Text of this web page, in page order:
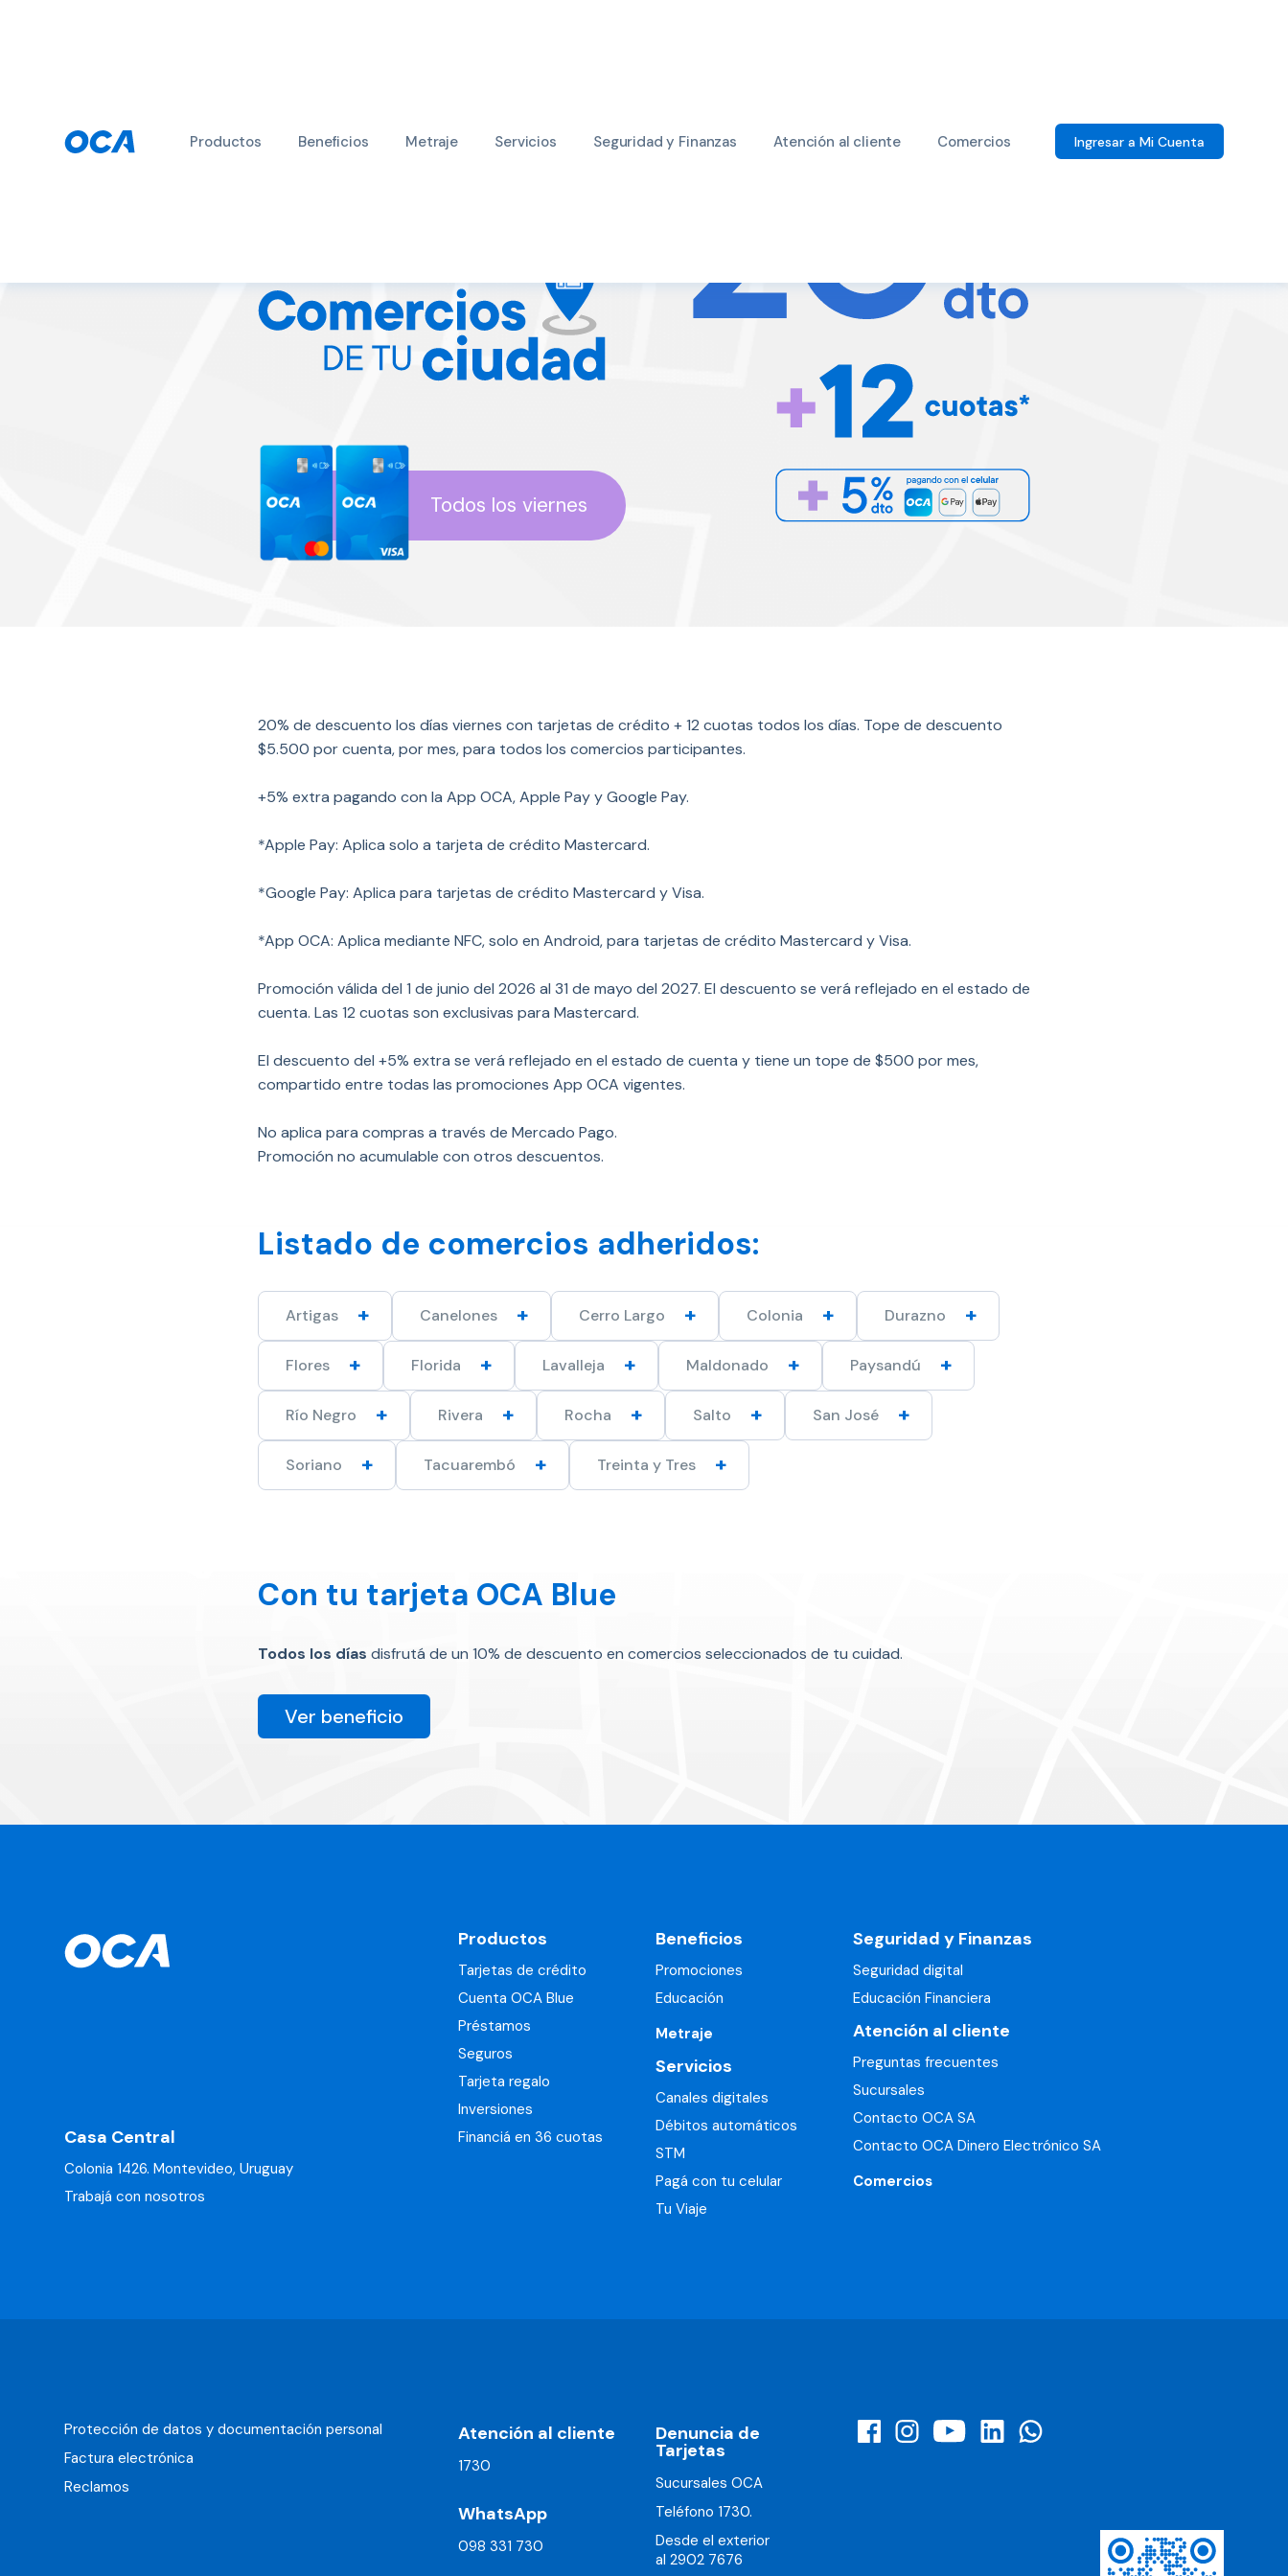
Productos Beneficios Metraje Servicios Seguridad y Finanzas Atención al cliente Comercios Ingresar a Mi Cuenta
Todos los viernes
20% de descuento los días viernes con tarjetas de crédito + 12 cuotas todos los días. Tope de descuento
$5.500 por cuenta, por mes, para todos los comercios participantes.
+5% extra pagando con la App OCA, Apple Pay y Google Pay.
*Apple Pay: Aplica solo a tarjeta de crédito Mastercard.
*Google Pay: Aplica para tarjetas de crédito Mastercard y Visa.
*App OCA: Aplica mediante NFC, solo en Android, para tarjetas de crédito Mastercard y Visa.
Promoción válida del 1 de junio del 2026 al 31 de mayo del 2027. El descuento se verá reflejado en el estado de
cuenta. Las 12 cuotas son exclusivas para Mastercard.
El descuento del +5% extra se verá reflejado en el estado de cuenta y tiene un tope de $500 por mes,
compartido entre todas las promociones App OCA vigentes.
No aplica para compras a través de Mercado Pago.
Promoción no acumulable con otros descuentos.
Listado de comercios adheridos:
Artigas Canelones Cerro Largo Colonia Durazno
Flores Florida Lavalleja Maldonado Paysandú
Río Negro Rivera Rocha Salto San José
Soriano Tacuarembó Treinta y Tres
Con tu tarjeta OCA Blue
Todos los días disfrutá de un 10% de descuento en comercios seleccionados de tu cuidad.
Ver beneficio
Casa Central
Colonia 1426. Montevideo, Uruguay
Trabajá con nosotros
Productos
Tarjetas de crédito
Cuenta OCA Blue
Préstamos
Seguros
Tarjeta regalo
Inversiones
Financiá en 36 cuotas
Beneficios
Promociones
Educación
Metraje
Servicios
Canales digitales
Débitos automáticos
STM
Pagá con tu celular
Tu Viaje
Seguridad y Finanzas
Seguridad digital
Educación Financiera
Atención al cliente
Preguntas frecuentes
Sucursales
Contacto OCA SA
Contacto OCA Dinero Electrónico SA
Comercios
Protección de datos y documentación personal
Factura electrónica
Reclamos
Atención al cliente
1730
WhatsApp
098 331 730
Denuncia de
Tarjetas
Sucursales OCA
Teléfono 1730.
Desde el exterior
al 2902 7676